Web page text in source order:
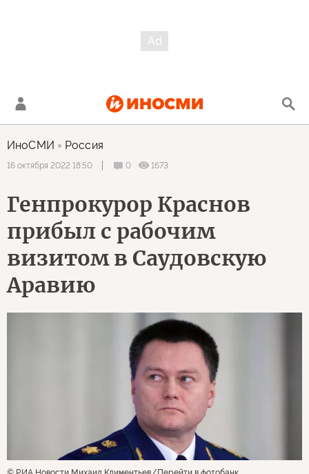
ИноСМИ Россия
16 октября 2022 18:50 0 1673
Генпрокурор Краснов
прибыл с рабочим
визитом в Саудовскую
Аравию